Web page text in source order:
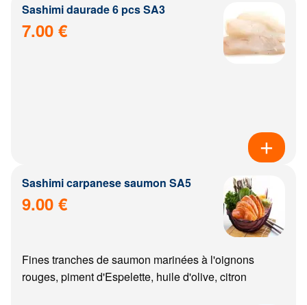
Sashimi daurade 6 pcs SA3
7.00 €
Sashimi carpanese saumon SA5
9.00 €
Fines tranches de saumon marinées à l'oignons
rouges, piment d'Espelette, huile d'olive, citron